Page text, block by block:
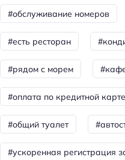
бесплатно
Душ
Спорт и развлечения
Терраса
Бассейн
#обслуживание номеров
#есть ресторан
#рядом с морем
#оплата по кредитной карте
#общий туалет
#ускоренная регистрация